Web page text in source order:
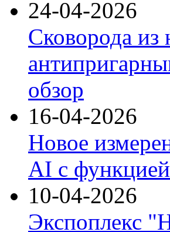
24-04-2026
Сковорода
обзор
16-04-2026
Новое
AI с
10-04-2026
Экспоплекс